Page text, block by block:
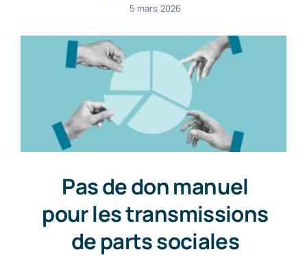
5 mars 2026
Pas de don manuel
pour les transmissions
de parts sociales